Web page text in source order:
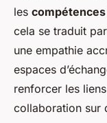
les
cela se traduit
une empathie
espaces
renforcer les
collaboration sur